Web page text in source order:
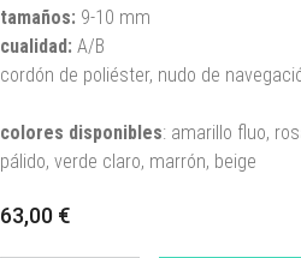
tamaños: 9-10 mm
cualidad: A/B
cordón de poliéster, nudo de
colores disponibles: amarillo fluo,
pálido, verde claro, marrón, beige
63,00 €